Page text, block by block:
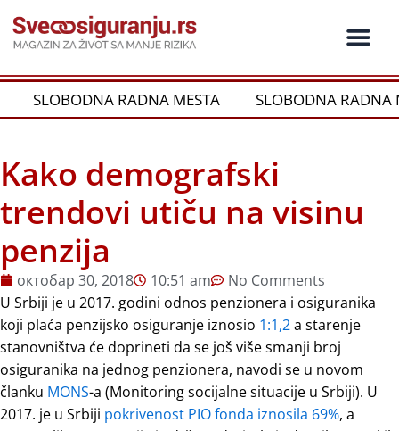
на
садржај
SLOBODNA RADNA MESTA SLOBODNA RADNA
Kako demografski
trendovi utiču na visinu
penzija
октобар 30, 2018 10:51 am
No Comments
U Srbiji je u 2017. godini odnos penzionera i osiguranika
koji plaća penzijsko osiguranje iznosio 1:1,2a starenje
stanovništva će doprineti da se još više smanji broj
osiguranika na jednog penzionera, navodi se u novom
članku MONS-a (Monitoring socijalne situacije u Srbiji). U
2017. je u Srbiji pokrivenost PIO fonda iznosila 69%, a